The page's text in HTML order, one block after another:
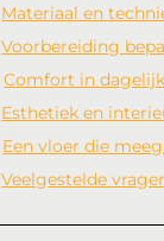
Materiaal en
Voorbereiding
Comfort in
Esthetiek en
Een vloer die
Veelgestelde